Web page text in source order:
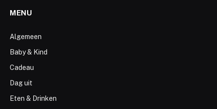
MENU
Algemeen
Baby & Kind
Cadeau
Dag uit
Eten & Drinken